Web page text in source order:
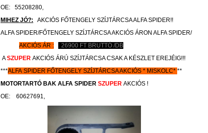
OE: 55208280,
MIHEZ JÓ?: AKCIÓS FŐTENGELY SZÍJTÁRCSA ALFA SPIDER!!
ALFA SPIDER/FŐTENGELY SZÍJTÁRCSA AKCIÓS ÁRON ALFA SPIDER/
AKCIÓS ÁR :
26900 FT BRUTTÓ /DB
ASZUPER AKCIÓS ÁRÚ SZÍJTÁRCSA CSAK A KÉSZLET EREJÉIG!!!
***ALFA SPIDER FŐTENGELY SZÍJTÁRCSA AKCIÓS * MISKOLC* **
MOTORTARTÓ BAK ALFA SPIDER SZUPER AKCIÓS !
OE: 60627691,